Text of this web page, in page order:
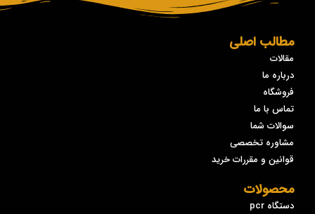
مطالب اصلی
مقالات
درباره ما
فروشگاه
تماس با ما
سوالات شما
مشاوره تخصصی
قوانین و مقررات خرید
محصولات
دستگاه pcr